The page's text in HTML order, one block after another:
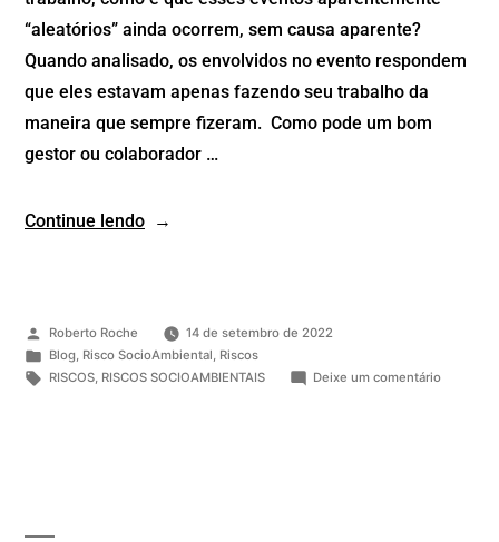
“aleatórios” ainda ocorrem, sem causa aparente?
Quando analisado, os envolvidos no evento respondem
que eles estavam apenas fazendo seu trabalho da
maneira que sempre fizeram. Como pode um bom
gestor ou colaborador …
Continue lendo
Roberto Roche
14 de setembro de 2022
Blog, Risco SocioAmbiental, Riscos
RISCOS, RISCOS SOCIOAMBIENTAIS Deixe um comentário